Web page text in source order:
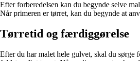
Efter forberedelsen kan du begynde selve
Når primeren er tørret, kan du begynde at
Tørretid og færdiggørelse
Efter du har malet hele gulvet, skal du sørge